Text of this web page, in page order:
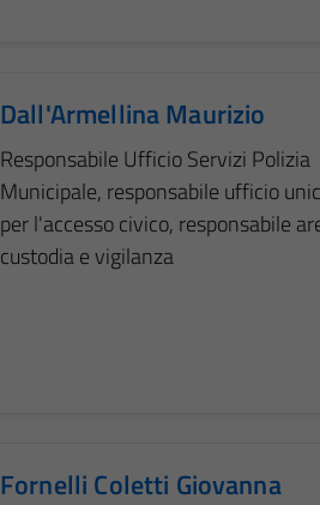
Dall'Armellina Maurizio
Responsabile Ufficio Servizi Polizia
Municipale, responsabile ufficio
per l'accesso civico, responsabile
custodia e vigilanza
Fornelli Coletti Giovanna